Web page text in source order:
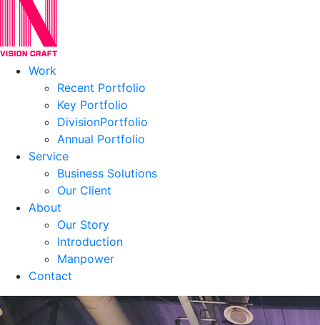
Work
Recent Portfolio
Key Portfolio
DivisionPortfolio
Annual Portfolio
Service
Business Solutions
Our Client
About
Our Story
Introduction
Manpower
Contact